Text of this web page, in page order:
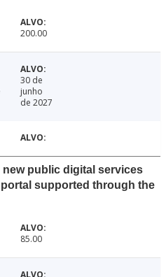
200.00
30 de
junho
de 2027
public digital services
supported through the
85.00